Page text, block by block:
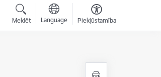
Meklēt Language Piekļūstamība